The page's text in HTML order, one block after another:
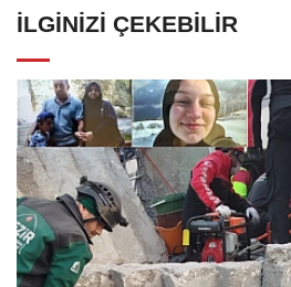
İLGINIZI ÇEKEBILIR